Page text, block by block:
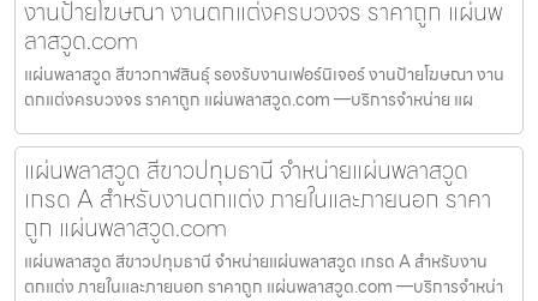
งานป้ายโฆษณา งานตกแต่งครบวงจร ราคาถูก แผ่นพ
ลาสวูด.com
แผ่นพลาสวูด สีขาวกาฬสินธุ์ รองรับงานเฟอร์นิเจอร์ งานป้ายโฆษณา งาน
ตกแต่งครบวงจร ราคาถูก แผ่นพลาสวูด.com —บริการจำหน่าย แผ
แผ่นพลาสวูด สีขาวปทุมธานี จำหน่ายแผ่นพลาสวูด
เกรด A สำหรับงานตกแต่ง ภายในและภายนอก ราคา
ถูก แผ่นพลาสวูด.com
แผ่นพลาสวูด สีขาวปทุมธานี จำหน่ายแผ่นพลาสวูด เกรด A สำหรับงาน
ตกแต่ง ภายในและภายนอก ราคาถูก แผ่นพลาสวูด.com —บริการจำหน่า